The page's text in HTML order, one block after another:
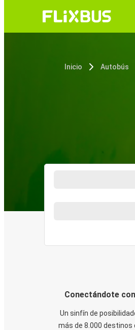
Inicio Autobús
Conectándote
Un sinfín de
más de 8.000 destinos